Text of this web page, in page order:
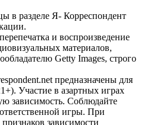
в разделе Я- Корреспондент
и воспроизведение
материалов,
Getty Images, строго
предназначены для
Участие в азартных играх
зависимость. Соблюдайте
игры. При
зависимости